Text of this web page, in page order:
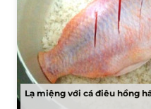
Lạ miệng với cá điêu hồng